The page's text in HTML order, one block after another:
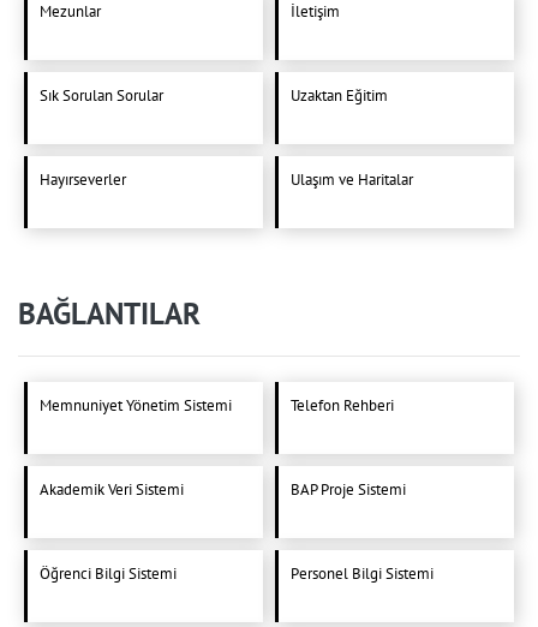
Mezunlar İletişim
Sık Sorulan Sorular Uzaktan Eğitim
Hayırseverler Ulaşım ve Haritalar
BAĞLANTILAR
Memnuniyet Yönetim Sistemi Telefon Rehberi
Akademik Veri Sistemi BAP Proje Sistemi
Öğrenci Bilgi Sistemi Personel Bilgi Sistemi